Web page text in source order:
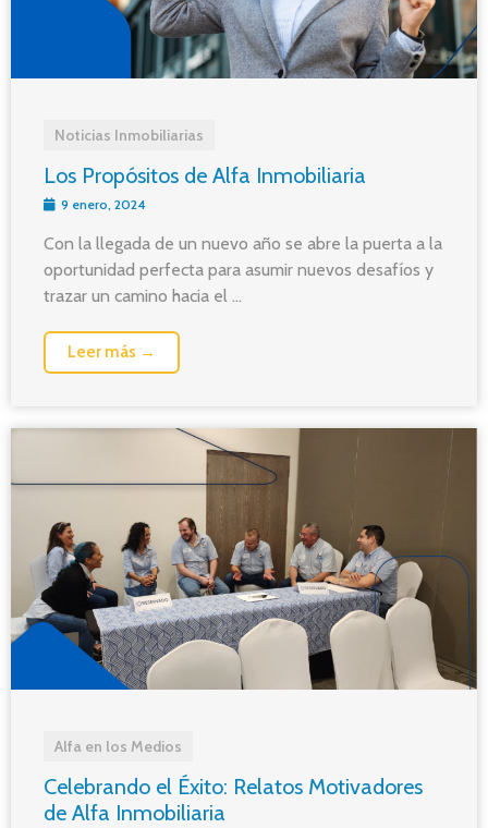
Noticias Inmobiliarias
Los Propósitos de Alfa Inmobiliaria
9 enero, 2024
Con la llegada de un nuevo año se abre la puerta a la
oportunidad perfecta para asumir nuevos desafíos y
trazar un camino hacia el ...
Leer más →
Alfa en los Medios
Celebrando el Éxito: Relatos Motivadores
de Alfa Inmobiliaria